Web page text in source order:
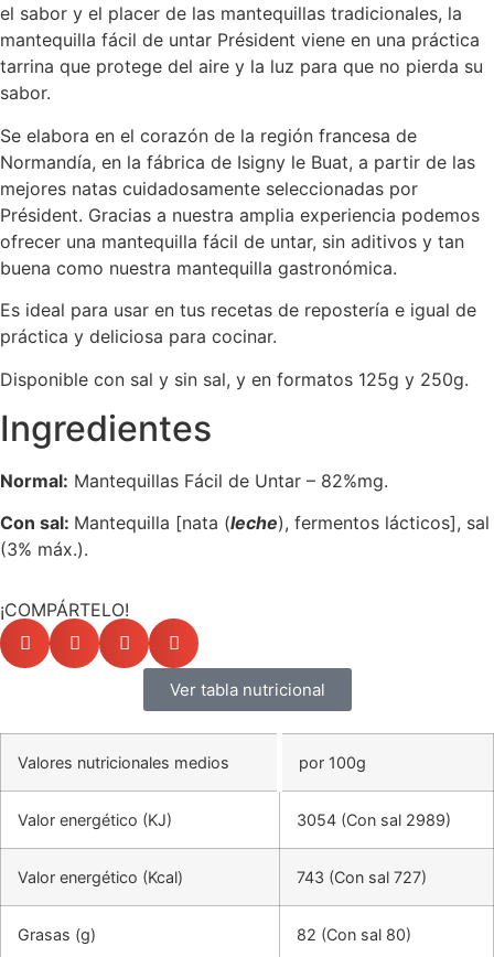
el sabor y el placer de las mantequillas tradicionales, la
mantequilla fácil de untar Président viene en una práctica
tarrina que protege del aire y la luz para que no pierda su
sabor.
Se elabora en el corazón de la región francesa de
Normandía, en la fábrica de Isigny le Buat, a partir de las
mejores natas cuidadosamente seleccionadas por
Président. Gracias a nuestra amplia experiencia podemos
ofrecer una mantequilla fácil de untar, sin aditivos y tan
buena como nuestra mantequilla gastronómica.
Es ideal para usar en tus recetas de repostería e igual de
práctica y deliciosa para cocinar.
Disponible con sal y sin sal, y en formatos 125g y 250g.
Ingredientes
Normal: Mantequillas Fácil de Untar – 82%mg.
Con sal: Mantequilla [nata (leche), fermentos lácticos], sal
(3% máx.).
¡COMPÁRTELO!
Ver tabla nutricional
Valores nutricionales medios por 100g
Valor energético (KJ) 3054 (Con sal 2989)
Valor energético (Kcal) 743 (Con sal 727)
Grasas (g) 82 (Con sal 80)